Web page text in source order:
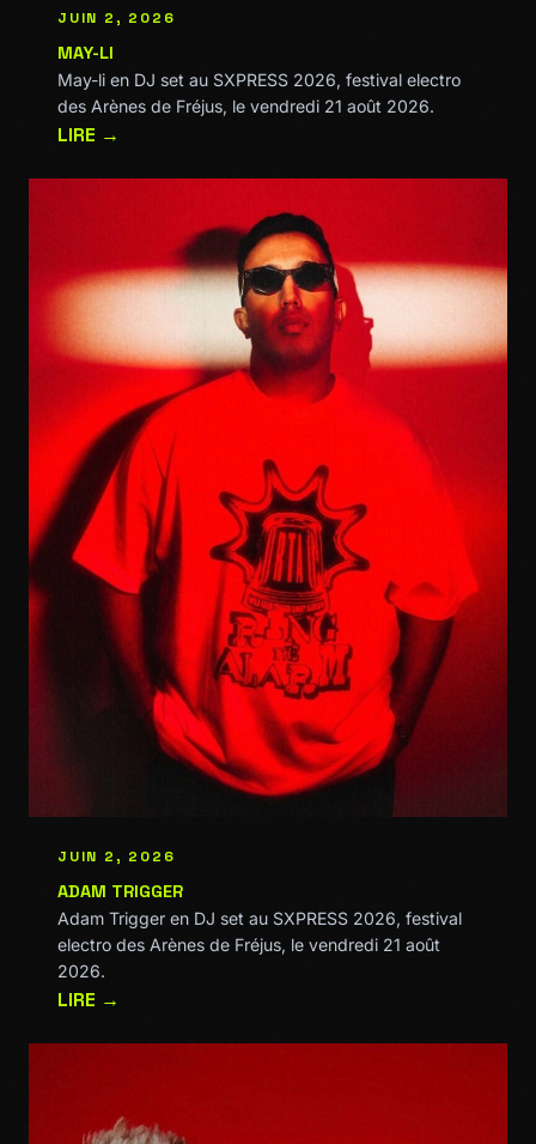
JUIN 2, 2026
MAY-LI
May-li en DJ set au SXPRESS 2026, festival electro
des Arènes de Fréjus, le vendredi 21 août 2026.
LIRE →
JUIN 2, 2026
ADAM TRIGGER
Adam Trigger en DJ set au SXPRESS 2026, festival
electro des Arènes de Fréjus, le vendredi 21 août
2026.
LIRE →